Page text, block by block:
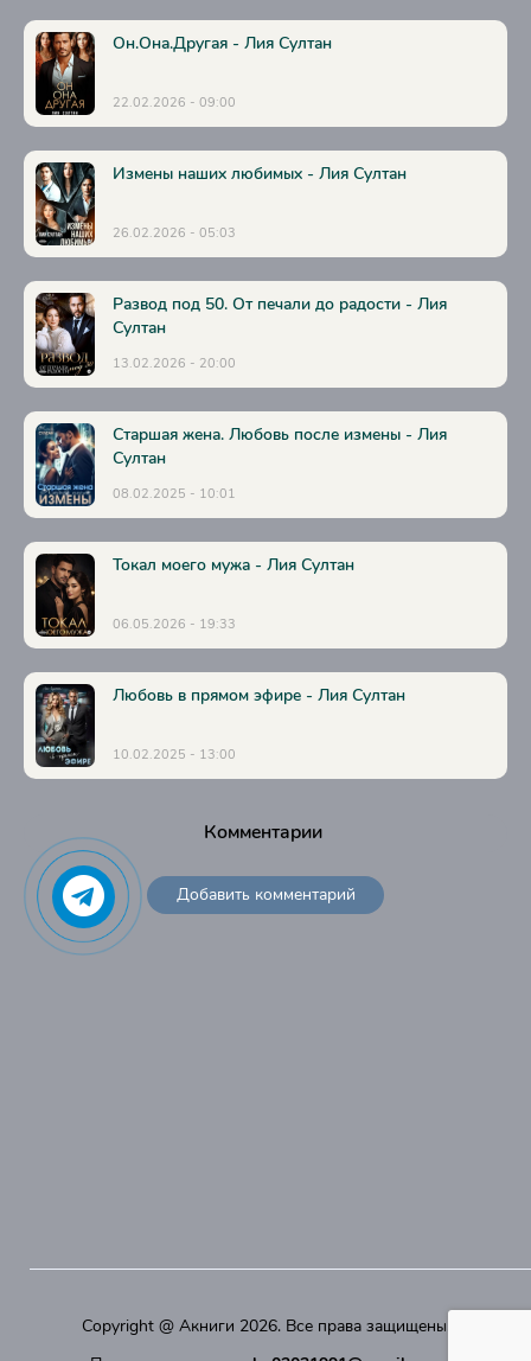
26
27
28
30
31
32
33
34
35
36
37
38
40
41
42
43
44
45
47
48
49
Он.Она.Другая - Лия Султан
22.02.2026 - 09:00
Измены наших любимых - Лия Султан
26.02.2026 - 05:03
Развод под 50. От печали до радости - Лия
Султан
13.02.2026 - 20:00
Старшая жена. Любовь после измены - Лия
Султан
08.02.2025 - 10:01
Токал моего мужа - Лия Султан
06.05.2026 - 19:33
Любовь в прямом эфире - Лия Султан
10.02.2025 - 13:00
Комментарии
Добавить комментарий
Copyright @ Акниги 2026. Все права защищены.